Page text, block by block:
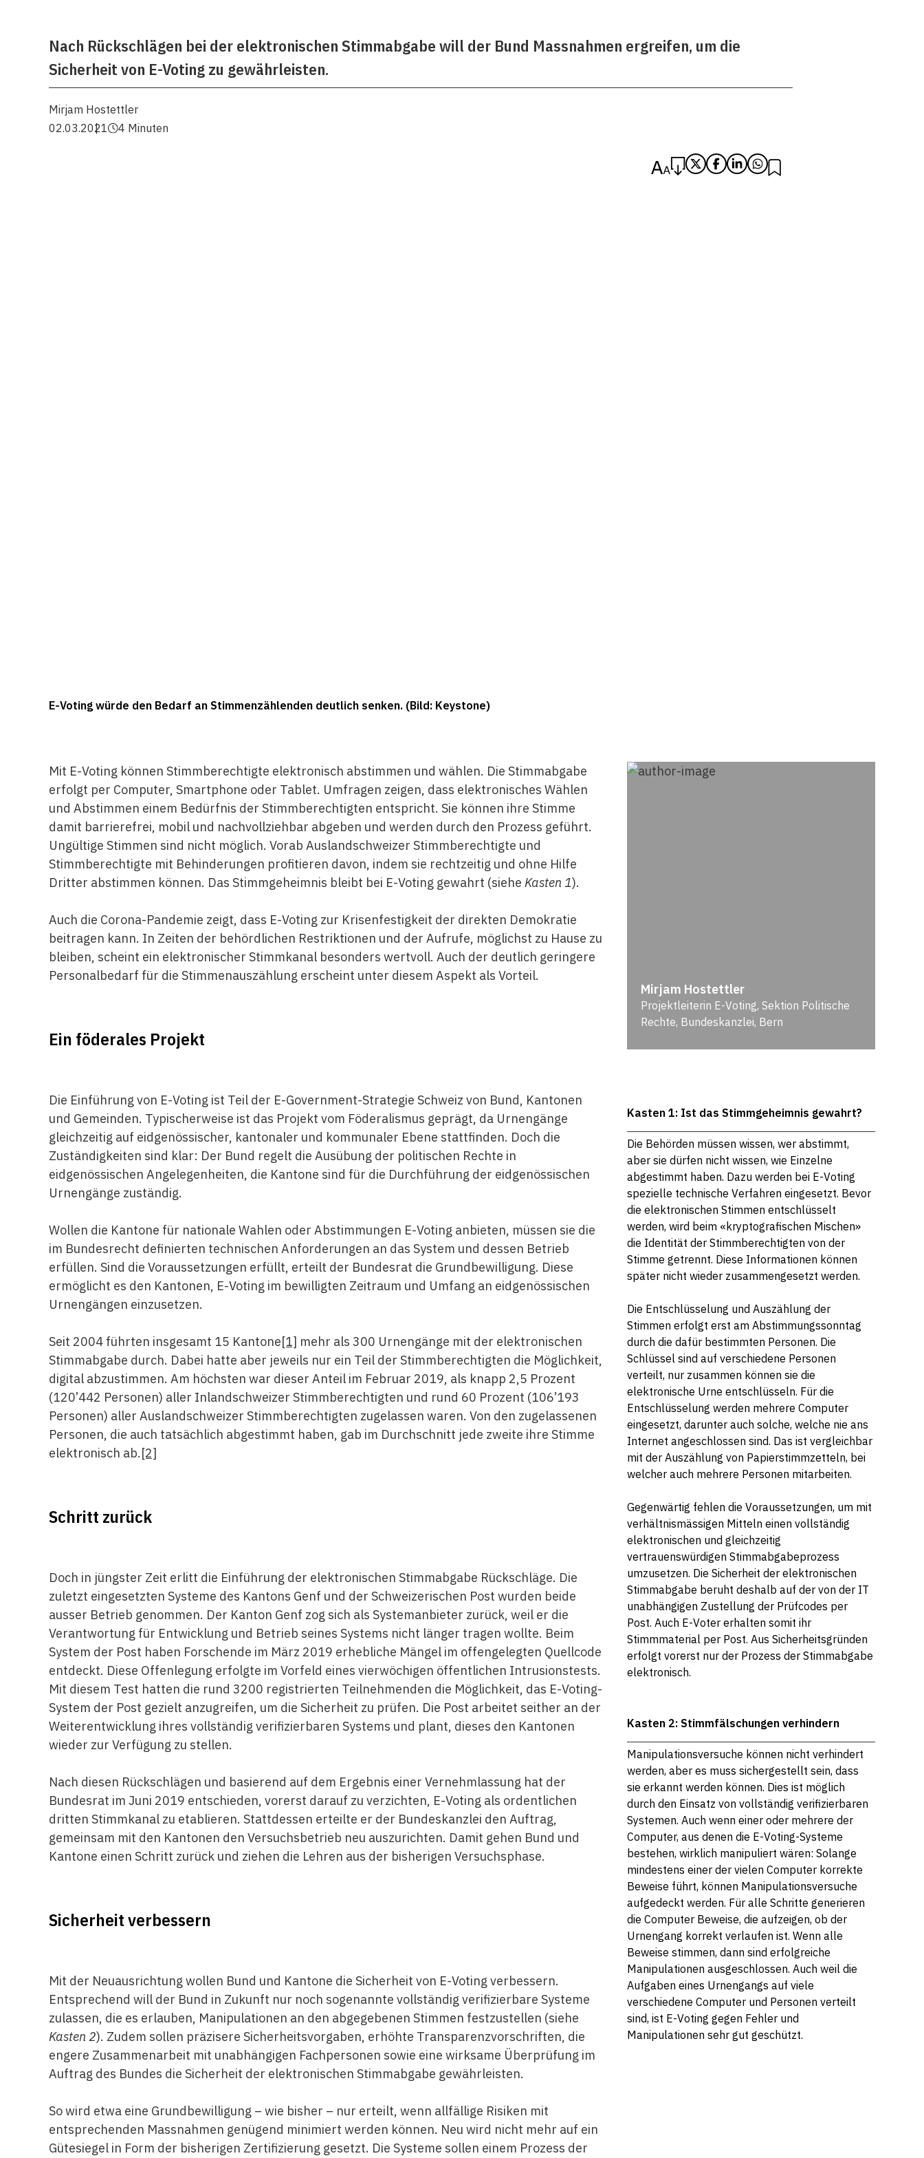
Nach Rückschlägen bei der elektronischen Stimmabgabe will der Bund Massnahmen ergreifen, um die
Sicherheit von E-Voting zu gewährleisten.
Mirjam Hostettler
02.03.2021
4 Minuten
E-Voting würde den Bedarf an Stimmenzählenden deutlich senken. (Bild: Keystone)
Mit E-Voting können Stimmberechtigte elektronisch abstimmen und wählen. Die Stimmabgabe
erfolgt per Computer, Smartphone oder Tablet. Umfragen zeigen, dass elektronisches Wählen
und Abstimmen einem Bedürfnis der Stimmberechtigten entspricht. Sie können ihre Stimme
damit barrierefrei, mobil und nachvollziehbar abgeben und werden durch den Prozess geführt.
Ungültige Stimmen sind nicht möglich. Vorab Auslandschweizer Stimmberechtigte und
Stimmberechtigte mit Behinderungen profitieren davon, indem sie rechtzeitig und ohne Hilfe
Dritter abstimmen können. Das Stimmgeheimnis bleibt bei E-Voting gewahrt (sieheKasten 1).
Auch die Corona-Pandemie zeigt, dass E-Voting zur Krisenfestigkeit der direkten Demokratie
beitragen kann. In Zeiten der behördlichen Restriktionen und der Aufrufe, möglichst zu Hause zu
bleiben, scheint ein elektronischer Stimmkanal besonders wertvoll. Auch der deutlich geringere
Personalbedarf für die Stimmenauszählung erscheint unter diesem Aspekt als Vorteil.
Ein föderales Projekt
Die Einführung von E-Voting ist Teil der E-Government-Strategie Schweiz von Bund, Kantonen
und Gemeinden. Typischerweise ist das Projekt vom Föderalismus geprägt, da Urnengänge
gleichzeitig auf eidgenössischer, kantonaler und kommunaler Ebene stattfinden. Doch die
Zuständigkeiten sind klar: Der Bund regelt die Ausübung der politischen Rechte in
eidgenössischen Angelegenheiten, die Kantone sind für die Durchführung der eidgenössischen
Urnengänge zuständig.
Wollen die Kantone für nationale Wahlen oder Abstimmungen E-Voting anbieten, müssen sie die
im Bundesrecht definierten technischen Anforderungen an das System und dessen Betrieb
erfüllen. Sind die Voraussetzungen erfüllt, erteilt der Bundesrat die Grundbewilligung. Diese
ermöglicht es den Kantonen, E-Voting im bewilligten Zeitraum und Umfang an eidgenössischen
Urnengängen einzusetzen.
Seit 2004 führten insgesamt 15 Kantone[1] mehr als 300 Urnengänge mit der elektronischen
Stimmabgabe durch. Dabei hatte aber jeweils nur ein Teil der Stimmberechtigten die Möglichkeit,
digital abzustimmen. Am höchsten war dieser Anteil im Februar 2019, als knapp 2,5 Prozent
(120’442 Personen) aller Inlandschweizer Stimmberechtigten und rund 60 Prozent (106’193
Personen) aller Auslandschweizer Stimmberechtigten zugelassen waren. Von den zugelassenen
Personen, die auch tatsächlich abgestimmt haben, gab im Durchschnitt jede zweite ihre Stimme
elektronisch ab.[2]
Schritt zurück
Doch in jüngster Zeit erlitt die Einführung der elektronischen Stimmabgabe Rückschläge. Die
zuletzt eingesetzten Systeme des Kantons Genf und der Schweizerischen Post wurden beide
ausser Betrieb genommen. Der Kanton Genf zog sich als Systemanbieter zurück, weil er die
Verantwortung für Entwicklung und Betrieb seines Systems nicht länger tragen wollte. Beim
System der Post haben Forschende im März 2019 erhebliche Mängel im offengelegten Quellcode
entdeckt. Diese Offenlegung erfolgte im Vorfeld eines vierwöchigen öffentlichen Intrusionstests.
Mit diesem Test hatten die rund 3200 registrierten Teilnehmenden die Möglichkeit, das E-Voting-
System der Post gezielt anzugreifen, um die Sicherheit zu prüfen. Die Post arbeitet seither an der
Weiterentwicklung ihres vollständig verifizierbaren Systems und plant, dieses den Kantonen
wieder zur Verfügung zu stellen.
Nach diesen Rückschlägen und basierend auf dem Ergebnis einer Vernehmlassung hat der
Bundesrat im Juni 2019 entschieden, vorerst darauf zu verzichten, E-Voting als ordentlichen
dritten Stimmkanal zu etablieren. Stattdessen erteilte er der Bundeskanzlei den Auftrag,
gemeinsam mit den Kantonen den Versuchsbetrieb neu auszurichten. Damit gehen Bund und
Kantone einen Schritt zurück und ziehen die Lehren aus der bisherigen Versuchsphase.
Sicherheit verbessern
Mit der Neuausrichtung wollen Bund und Kantone die Sicherheit von E-Voting verbessern.
Entsprechend will der Bund in Zukunft nur noch sogenannte vollständig verifizierbare Systeme
zulassen, die es erlauben, Manipulationen an den abgegebenen Stimmen festzustellen (siehe
Kasten 2). Zudem sollen präzisere Sicherheitsvorgaben, erhöhte Transparenzvorschriften, die
engere Zusammenarbeit mit unabhängigen Fachpersonen sowie eine wirksame Überprüfung im
Auftrag des Bundes die Sicherheit der elektronischen Stimmabgabe gewährleisten.
So wird etwa eine Grundbewilligung – wie bisher – nur erteilt, wenn allfällige Risiken mit
entsprechenden Massnahmen genügend minimiert werden können. Neu wird nicht mehr auf ein
Gütesiegel in Form der bisherigen Zertifizierung gesetzt. Die Systeme sollen einem Prozess der
Mirjam Hostettler
Projektleiterin E-Voting, Sektion Politische
Rechte, Bundeskanzlei, Bern
Kasten 1: Ist das Stimmgeheimnis gewahrt?
Die Behörden müssen wissen, wer abstimmt,
aber sie dürfen nicht wissen, wie Einzelne
abgestimmt haben. Dazu werden bei E-Voting
spezielle technische Verfahren eingesetzt. Bevor
die elektronischen Stimmen entschlüsselt
werden, wird beim «kryptografischen Mischen»
die Identität der Stimmberechtigten von der
Stimme getrennt. Diese Informationen können
später nicht wieder zusammengesetzt werden.
Die Entschlüsselung und Auszählung der
Stimmen erfolgt erst am Abstimmungssonntag
durch die dafür bestimmten Personen. Die
Schlüssel sind auf verschiedene Personen
verteilt, nur zusammen können sie die
elektronische Urne entschlüsseln. Für die
Entschlüsselung werden mehrere Computer
eingesetzt, darunter auch solche, welche nie ans
Internet angeschlossen sind. Das ist vergleichbar
mit der Auszählung von Papierstimmzetteln, bei
welcher auch mehrere Personen mitarbeiten.
Gegenwärtig fehlen die Voraussetzungen, um mit
verhältnismässigen Mitteln einen vollständig
elektronischen und gleichzeitig
vertrauenswürdigen Stimmabgabeprozess
umzusetzen. Die Sicherheit der elektronischen
Stimmabgabe beruht deshalb auf der von der IT
unabhängigen Zustellung der Prüfcodes per
Post. Auch E-Voter erhalten somit ihr
Stimmmaterial per Post. Aus Sicherheitsgründen
erfolgt vorerst nur der Prozess der Stimmabgabe
elektronisch.
Kasten 2: Stimmfälschungen verhindern
Manipulationsversuche können nicht verhindert
werden, aber es muss sichergestellt sein, dass
sie erkannt werden können. Dies ist möglich
durch den Einsatz von vollständig verifizierbaren
Systemen. Auch wenn einer oder mehrere der
Computer, aus denen die E-Voting-Systeme
bestehen, wirklich manipuliert wären: Solange
mindestens einer der vielen Computer korrekte
Beweise führt, können Manipulationsversuche
aufgedeckt werden. Für alle Schritte generieren
die Computer Beweise, die aufzeigen, ob der
Urnengang korrekt verlaufen ist. Wenn alle
Beweise stimmen, dann sind erfolgreiche
Manipulationen ausgeschlossen. Auch weil die
Aufgaben eines Urnengangs auf viele
verschiedene Computer und Personen verteilt
sind, ist E-Voting gegen Fehler und
Manipulationen sehr gut geschützt.